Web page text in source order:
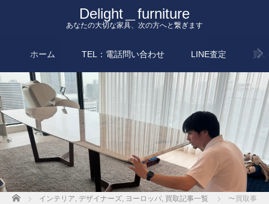
Delight＿furniture
あなたの大切な家具、次の方へと繋ぎます
ホーム TEL：電話問い合わせ LINE査定 買
Home インテリア, デザイナーズ, ヨーロッパ, 買取記事一覧
〜買取事